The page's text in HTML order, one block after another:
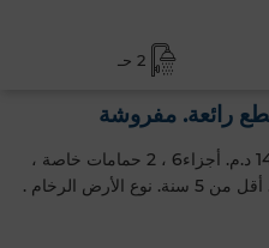
2 حـ
شقة للإيجار بموقع رائع. السعر 14,000 د.م. أجزاء6 ، 2 حمامات خاصة ،
175 متر مربع. 3 غرف. الطابق الثاني‎. أقل من 5 سنة. نوع الأرض الرخام .